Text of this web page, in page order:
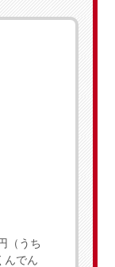
（うち
んでん